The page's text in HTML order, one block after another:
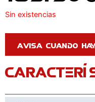
Sin existencias